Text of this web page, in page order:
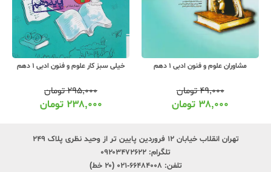
مشاوران علوم و فنون ادبی 1 دهم
۴۹,۰۰۰تومان
۳۸,۰۰۰ تومان
خیلی سبز کار علوم و فنون ادبی 1 دهم
۲۹۵,۰۰۰تومان
۲۳۸,۰۰۰ تومان
تهران انقلاب خیابان ۱۲ فروردین پایین تر از وحید نظری پلاک ۲۴۹
تلگرام: ۰۹۲۰۳۴۷۲۶۲۲
تلفن: ۶۶۴۸۴۰۰۸-۰۲۱ (۲۰ خط)